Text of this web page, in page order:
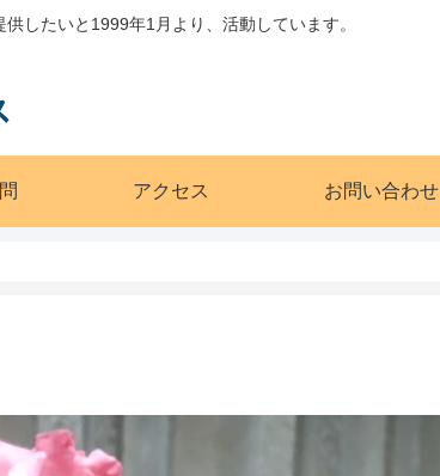
したいと1999年1月より、活動しています。
アクセス お問い合わせ